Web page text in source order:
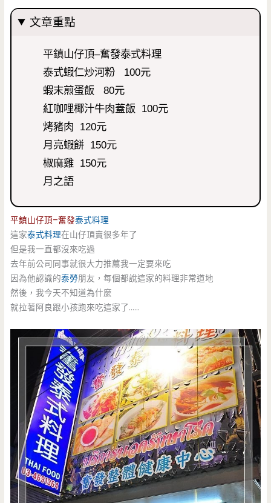
文章重點
平鎮山仔頂–奮發泰式料理
泰式蝦仁炒河粉 100元
蝦末煎蛋飯 80元
紅咖哩椰汁牛肉蓋飯 100元
烤豬肉 120元
月亮蝦餅 150元
椒麻雞 150元
月之語
平鎮山仔頂–奮發泰式料理
這家泰式料理在山仔頂賣很多年了
但是我一直都沒來吃過
去年前公司同事就很大力推薦我一定要來吃
因為他認識的泰勞朋友，每個都說這家的料理非常道地
然後，我今天不知道為什麼
就拉著阿良跟小孩跑來吃這家了……